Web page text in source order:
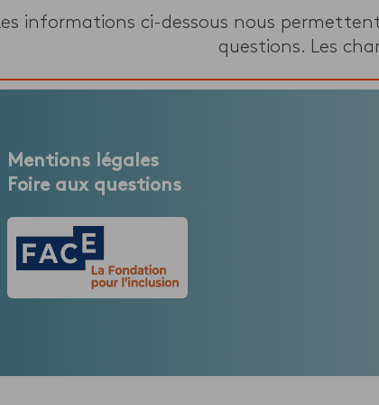
Les informations ci-dessous nous
questions. Les
Mentions légales
Foire aux questions